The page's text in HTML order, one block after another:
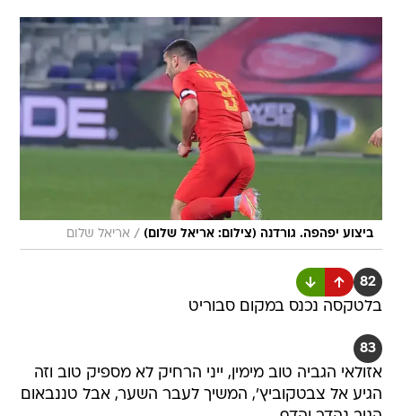
ביצוע יפהפה. גורדנה (צילום: אריאל שלום) / אריאל שלום
82
בלטקסה נכנס במקום סבוריט
83
אזולאי הגביה טוב מימין, ייני הרחיק לא מספיק טוב וזה
הגיע אל צבטקוביץ', המשיך לעבר השער, אבל טננבאום